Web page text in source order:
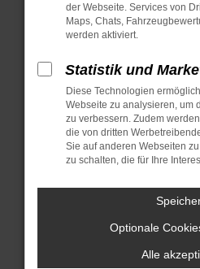
Starte dein Gerät neu.
Das kann manchmal
Stelle sicher, dass
Betriebssystem auf
sind.
Veraltete Software
Sicherheitsrisiko,
mehr unterstützt
Wende dich an den
Wenn du alle oben
versucht hast,
der Webseite. Services von
Maps, Chats,
werden aktiviert.
Statistik und
Diese Technologien
Webseite zu analysieren, um
zu verbessern. Zudem
die von dritten
Sie auf anderen Webseiten
zu schalten, die für Ihre
Optionale
Alle